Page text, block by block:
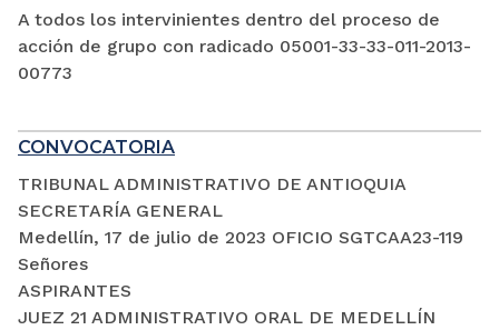
A todos los intervinientes dentro del proceso de
acción de grupo con radicado 05001-33-33-011-2013-
00773
CONVOCATORIA
TRIBUNAL ADMINISTRATIVO DE ANTIOQUIA
SECRETARÍA GENERAL
Medellín, 17 de julio de 2023 OFICIO SGTCAA23-119
Señores
ASPIRANTES
JUEZ 21 ADMINISTRATIVO ORAL DE MEDELLÍN